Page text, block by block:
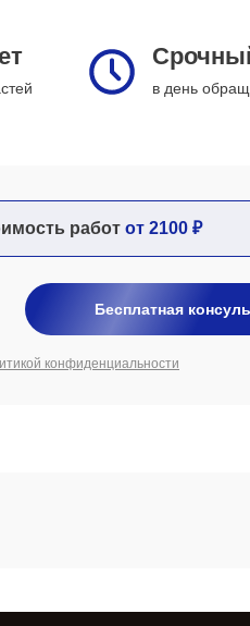
в день
работ от 2100 ₽
Бесплатная
конфиденциальности